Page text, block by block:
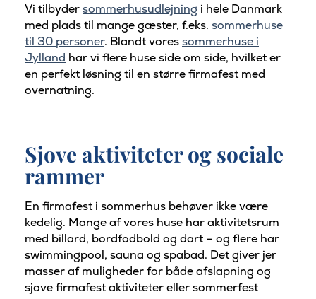
Vi tilbydersommerhusudlejning i hele Danmark
med plads til mange gæster, f.eks. sommerhuse
til 30 personer. Blandt voressommerhuse i
Jylland har vi flere huse side om side, hvilket er
en perfekt løsning til en større firmafest med
overnatning.
Sjove aktiviteter og sociale
rammer
En firmafest i sommerhus behøver ikke være
kedelig. Mange af vores huse har aktivitetsrum
med billard, bordfodbold og dart – og flere har
swimmingpool, sauna og spabad. Det giver jer
masser af muligheder for både afslapning og
sjove firmafest aktiviteter eller sommerfest